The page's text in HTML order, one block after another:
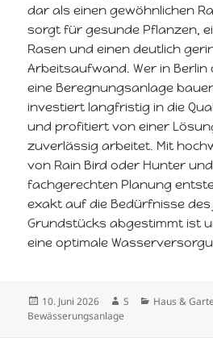
dar als einen gewöhnlichen
sorgt für gesunde Pflanzen,
Rasen und einen deutlich
Arbeitsaufwand. Wer in
eine Beregnungsanlage
investiert langfristig in die
und profitiert von einer
zuverlässig arbeitet. Mit
von Rain Bird oder Hunter
fachgerechten Planung
exakt auf die Bedürfnisse des
Grundstücks abgestimmt ist
eine optimale
Veröffentlicht
am
10. Juni 2026 Autor
S Kategorien
Haus &
Bewässerungsanlage